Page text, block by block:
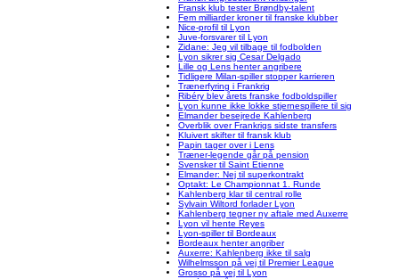
Fransk klub tester Brøndby-talent
Fem milliarder kroner til franske klubber
Nice-profil til Lyon
Juve-forsvarer til Lyon
Zidane: Jeg vil tilbage til fodbolden
Lyon sikrer sig Cesar Delgado
Lille og Lens henter angribere
Tidligere Milan-spiller stopper karrieren
Trænerfyring i Frankrig
Ribéry blev årets franske fodboldspiller
Lyon kunne ikke lokke stjernespillere til sig
Elmander besejrede Kahlenberg
Overblik over Frankrigs sidste transfers
Kluivert skifter til fransk klub
Papin tager over i Lens
Træner-legende går på pension
Svensker til Saint Etienne
Elmander: Nej til superkontrakt
Optakt: Le Championnat 1. Runde
Kahlenberg klar til central rolle
Sylvain Wiltord forlader Lyon
Kahlenberg tegner ny aftale med Auxerre
Lyon vil hente Reyes
Lyon-spiller til Bordeaux
Bordeaux henter angriber
Auxerre: Kahlenberg ikke til salg
Wilhelmsson på vej til Premier League
Grosso på vej til Lyon